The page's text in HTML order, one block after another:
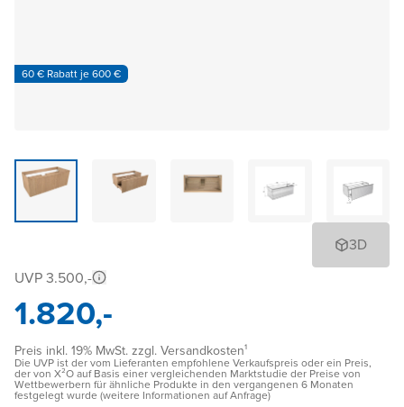
60 € Rabatt je 600 €
3D
UVP 3.500,-
1.820,-
Preis inkl. 19% MwSt. zzgl. Versandkosten¹
Die UVP ist der vom Lieferanten empfohlene Verkaufspreis oder ein Preis,
der von X²O auf Basis einer vergleichenden Marktstudie der Preise von
Wettbewerbern für ähnliche Produkte in den vergangenen 6 Monaten
festgelegt wurde (weitere Informationen auf Anfrage)